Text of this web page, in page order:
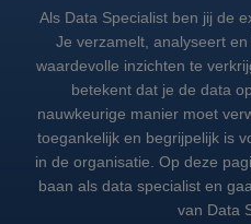
Als Data Specialist ben jij de
Je verzamelt, analyseert
waardevolle inzichten te
betekent dat je de data
nauwkeurige manier moet
toegankelijk en begrijpelijk is
in de organisatie. Op deze
baan als data specialist en
van Data